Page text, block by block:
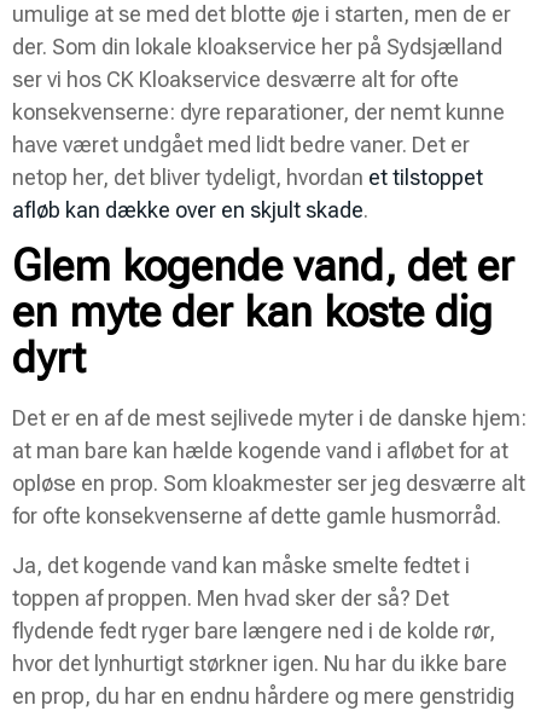
umulige at se med det blotte øje i starten, men de er
der. Som din lokale kloakservice her på Sydsjælland
ser vi hos CK Kloakservice desværre alt for ofte
konsekvenserne: dyre reparationer, der nemt kunne
have været undgået med lidt bedre vaner. Det er
netop her, det bliver tydeligt, hvordan et tilstoppet
afløb kan dække over en skjult skade.
Glem kogende vand, det er
en myte der kan koste dig
dyrt
Det er en af de mest sejlivede myter i de danske hjem:
at man bare kan hælde kogende vand i afløbet for at
opløse en prop. Som kloakmester ser jeg desværre alt
for ofte konsekvenserne af dette gamle husmorråd.
Ja, det kogende vand kan måske smelte fedtet i
toppen af proppen. Men hvad sker der så? Det
flydende fedt ryger bare længere ned i de kolde rør,
hvor det lynhurtigt størkner igen. Nu har du ikke bare
en prop, du har en endnu hårdere og mere genstridig